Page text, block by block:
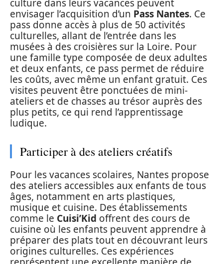
culture dans leurs vacances peuvent
envisager l’acquisition d’un Pass Nantes. Ce
pass donne accès à plus de 50 activités
culturelles, allant de l’entrée dans les
musées à des croisières sur la Loire. Pour
une famille type composée de deux adultes
et deux enfants, ce pass permet de réduire
les coûts, avec même un enfant gratuit. Ces
visites peuvent être ponctuées de mini-
ateliers et de chasses au trésor auprès des
plus petits, ce qui rend l’apprentissage
ludique.
Participer à des ateliers créatifs
Pour les vacances scolaires, Nantes propose
des ateliers accessibles aux enfants de tous
âges, notamment en arts plastiques,
musique et cuisine. Des établissements
comme le Cuisi’Kid offrent des cours de
cuisine où les enfants peuvent apprendre à
préparer des plats tout en découvrant leurs
origines culturelles. Ces expériences